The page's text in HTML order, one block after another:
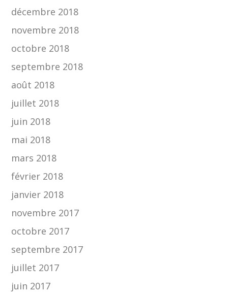
décembre 2018
novembre 2018
octobre 2018
septembre 2018
août 2018
juillet 2018
juin 2018
mai 2018
mars 2018
février 2018
janvier 2018
novembre 2017
octobre 2017
septembre 2017
juillet 2017
juin 2017